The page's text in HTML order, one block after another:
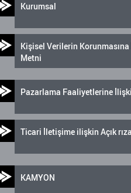
Kurumsal
Kişisel Verilerin
Metni
Pazarlama Faaliyetlerine
Ticari İletişime ilişkin Açık
KAMYON